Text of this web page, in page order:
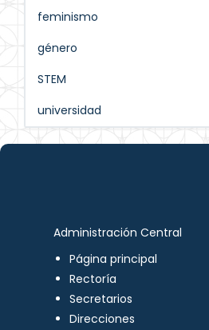
feminismo
género
STEM
universidad
Administración Central
Página principal
Rectoría
Secretarios
Direcciones